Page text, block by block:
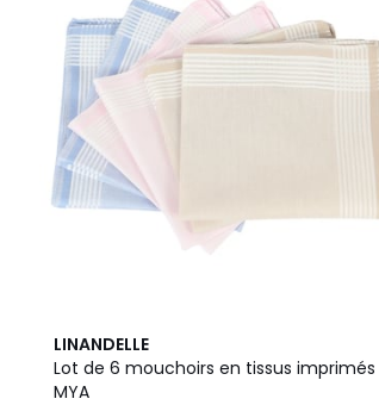
LINANDELLE
Lot de 6 mouchoirs en tissus imprimés
MYA
3,8
/ 5